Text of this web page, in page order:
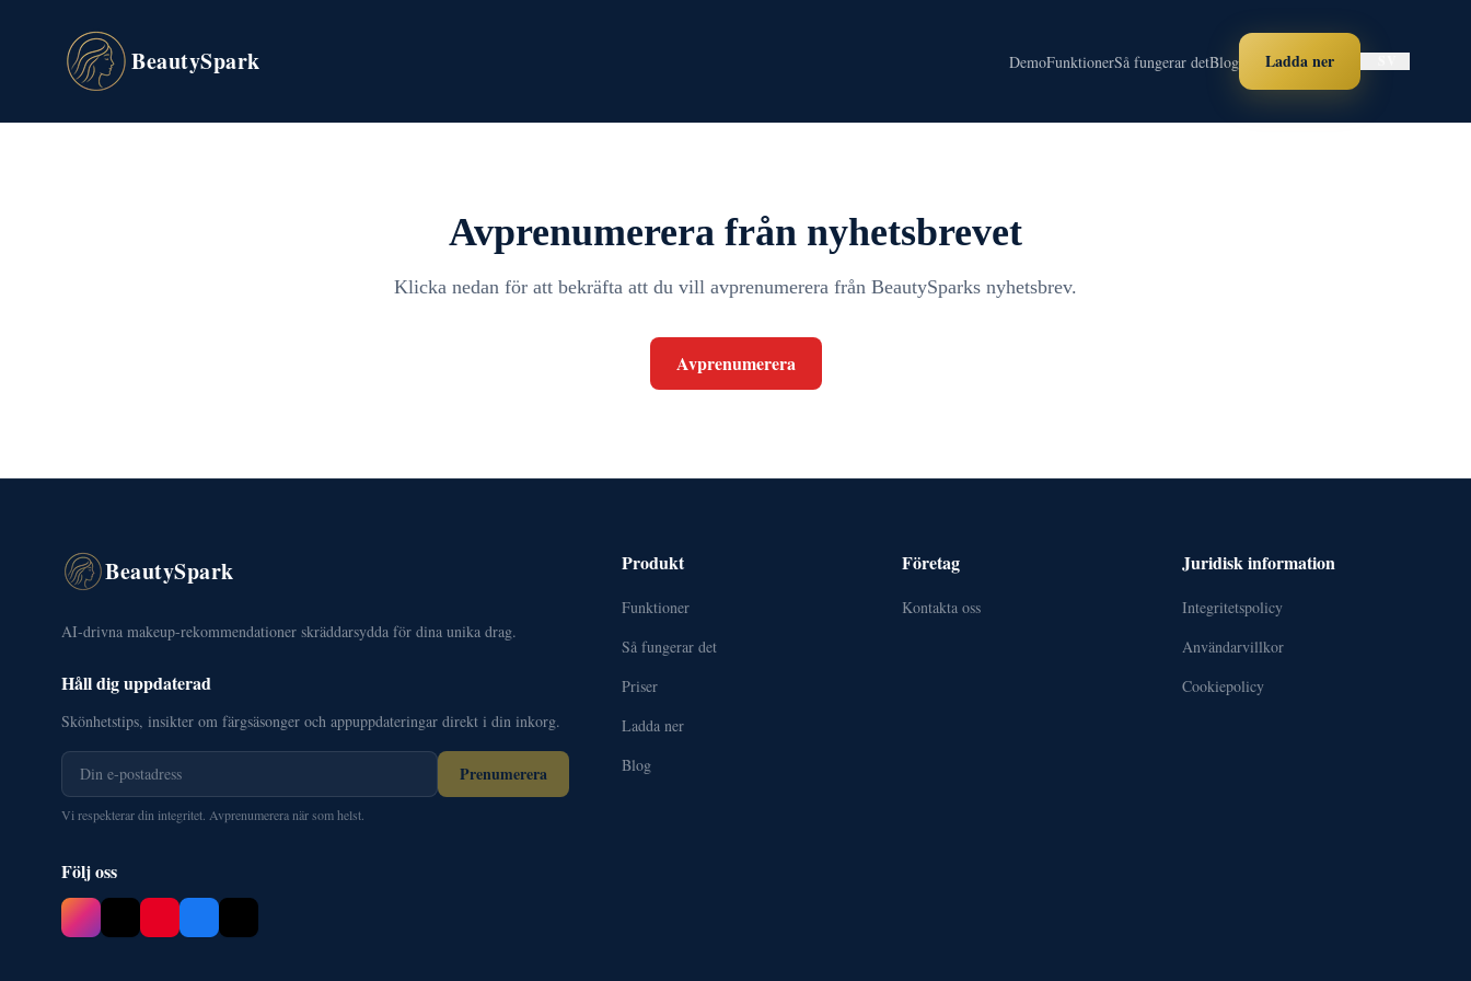
BeautySpark DemoFunktionerSå fungerar detBlog Ladda ner
Avprenumerera från nyhetsbrevet
Klicka nedan för att bekräfta att du vill avprenumerera från BeautySparks nyhetsbrev.
Avprenumerera
BeautySpark
AI-drivna makeup-rekommendationer skräddarsydda för dina unika drag.
Håll dig uppdaterad
Skönhetstips, insikter om färgsäsonger och appuppdateringar direkt i din inkorg.
Prenumerera
Vi respekterar din integritet. Avprenumerera när som helst.
Följ oss
Produkt
Funktioner
Så fungerar det
Priser
Ladda ner
Blog
Företag
Kontakta oss
Juridisk information
Integritetspolicy
Användarvillkor
Cookiepolicy